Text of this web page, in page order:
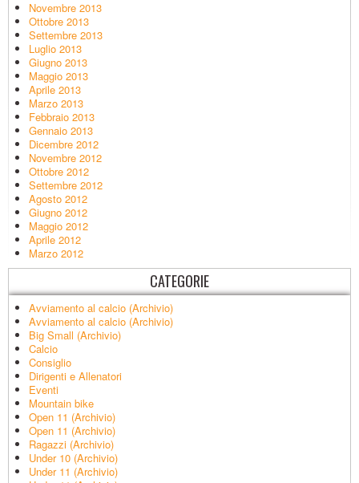
Novembre 2013
Ottobre 2013
Settembre 2013
Luglio 2013
Giugno 2013
Maggio 2013
Aprile 2013
Marzo 2013
Febbraio 2013
Gennaio 2013
Dicembre 2012
Novembre 2012
Ottobre 2012
Settembre 2012
Agosto 2012
Giugno 2012
Maggio 2012
Aprile 2012
Marzo 2012
CATEGORIE
Avviamento al calcio (Archivio)
Avviamento al calcio (Archivio)
Big Small (Archivio)
Calcio
Consiglio
Dirigenti e Allenatori
Eventi
Mountain bike
Open 11 (Archivio)
Open 11 (Archivio)
Ragazzi (Archivio)
Under 10 (Archivio)
Under 11 (Archivio)